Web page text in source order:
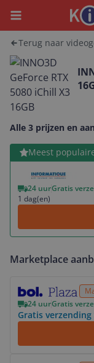
Menu
Terug naar
Alle 3 prijzen en
Meest
24 uurGratis
1 dag(en)
Bekijk product
Marketplace
24 uurGratis
Gratis